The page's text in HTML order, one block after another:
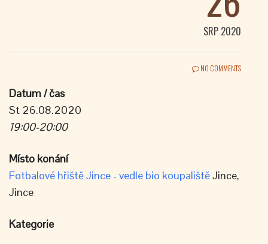
SRP 2020
NO COMMENTS
Datum / čas
St 26.08.2020
19:00-20:00
Místo konání
Fotbalové hřiště Jince - vedle bio koupalištěJince,
Jince
Kategorie